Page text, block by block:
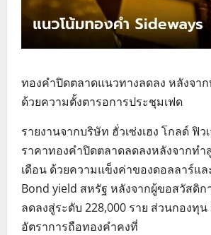
ทองคำปิดตลาดแนวทางลดลง หลังจา
ด้วยความตั้งตารอการประชุมเฟด
รายงานจากบริษัท ฮั่วเซ่งเฮง โกลด์ ฟิว
ราคาทองคำปิดตลาดลดลงหลังจากทำ
เดือน ด้วยความแข็งค่าของดอลลาร์แ
Bond yield สหรัฐ หลังจากผู้ขอสวัสดิก
ลดลงสู่ระดับ 228,000 ราย ส่วนกองทุน
อัตราการถือทองคำคงที่